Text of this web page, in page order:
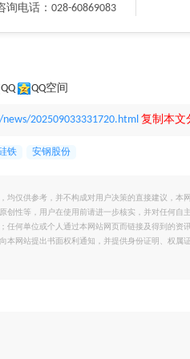
询电话：028-60869083
QQ QQ空间
202509033331720.html 复制本文
铁 安钢股份
均仅供参考，并不构成对用户决策的直接建议，
创性等，用户在使用前请进一步核实，并对任何
任何单位或个人通过本网站网页而链接及得到的
本网站提出书面权利通知，并提供身份证明、权